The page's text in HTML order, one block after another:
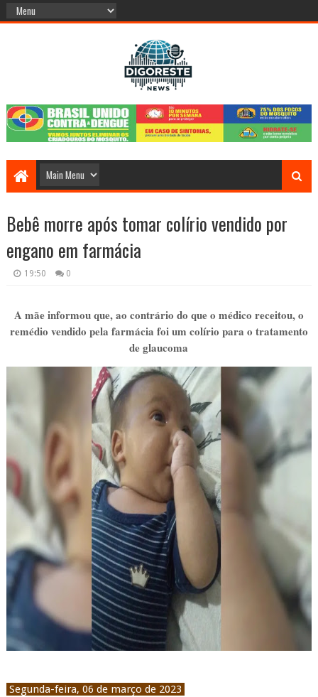
Bebê morre após tomar colírio vendido por
engano em farmácia
19:50 0
A mãe informou que, ao contrário do que o médico receitou, o
remédio vendido pela farmácia foi um colírio para o tratamento
de glaucoma
Segunda-feira, 06 de março de 2023